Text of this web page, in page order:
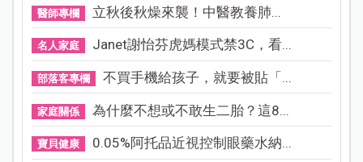
醫師專欄 立秋後秋燥來襲！中醫教養肺...
名人家庭 Janet謝怡芬虎媽模式禁3C，看...
部落客專欄 不買手機給孩子，就要被貼「...
家庭關係 為什麼不想或不敢生二胎？這8...
寶貝健康 0.05%阿托品近視控制眼藥水納...